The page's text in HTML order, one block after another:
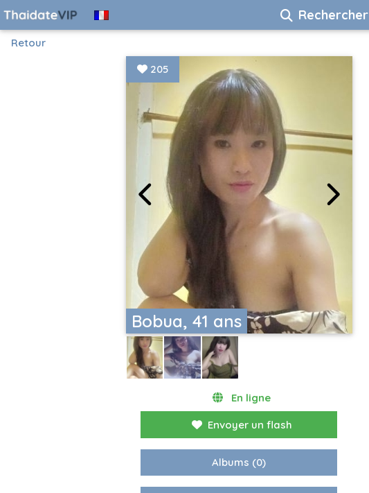
Rechercher
Retour
Bobua, 41 ans
205
En ligne
Envoyer un flash
Albums (0)